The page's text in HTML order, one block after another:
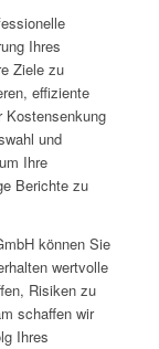
Ihres
Ziele zu
effiziente
Kostensenkung
und
Ihre
Berichte zu
können Sie
wertvolle
Risiken zu
schaffen wir
Ihres